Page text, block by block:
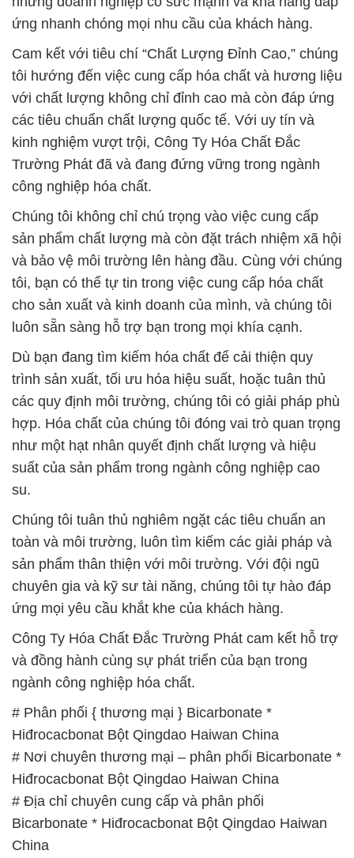
ứng nhanh chóng mọi nhu cầu của khách hàng.
Cam kết với tiêu chí “Chất Lượng Đỉnh Cao,” chúng
tôi hướng đến việc cung cấp hóa chất và hương liệu
với chất lượng không chỉ đỉnh cao mà còn đáp ứng
các tiêu chuẩn chất lượng quốc tế. Với uy tín và
kinh nghiệm vượt trội, Công Ty Hóa Chất Đắc
Trường Phát đã và đang đứng vững trong ngành
công nghiệp hóa chất.
Chúng tôi không chỉ chú trọng vào việc cung cấp
sản phẩm chất lượng mà còn đặt trách nhiệm xã hội
và bảo vệ môi trường lên hàng đầu. Cùng với chúng
tôi, bạn có thể tự tin trong việc cung cấp hóa chất
cho sản xuất và kinh doanh của mình, và chúng tôi
luôn sẵn sàng hỗ trợ bạn trong mọi khía cạnh.
Dù bạn đang tìm kiếm hóa chất để cải thiện quy
trình sản xuất, tối ưu hóa hiệu suất, hoặc tuân thủ
các quy định môi trường, chúng tôi có giải pháp phù
hợp. Hóa chất của chúng tôi đóng vai trò quan trọng
như một hạt nhân quyết định chất lượng và hiệu
suất của sản phẩm trong ngành công nghiệp cao
su.
Chúng tôi tuân thủ nghiêm ngặt các tiêu chuẩn an
toàn và môi trường, luôn tìm kiếm các giải pháp và
sản phẩm thân thiện với môi trường. Với đội ngũ
chuyên gia và kỹ sư tài năng, chúng tôi tự hào đáp
ứng mọi yêu cầu khắt khe của khách hàng.
Công Ty Hóa Chất Đắc Trường Phát cam kết hỗ trợ
và đồng hành cùng sự phát triển của bạn trong
ngành công nghiệp hóa chất.
# Phân phối { thương mại } Bicarbonate *
Hiđrocacbonat Bột Qingdao Haiwan China
# Nơi chuyên thương mại – phân phối Bicarbonate *
Hiđrocacbonat Bột Qingdao Haiwan China
# Địa chỉ chuyên cung cấp và phân phối
Bicarbonate * Hiđrocacbonat Bột Qingdao Haiwan
China